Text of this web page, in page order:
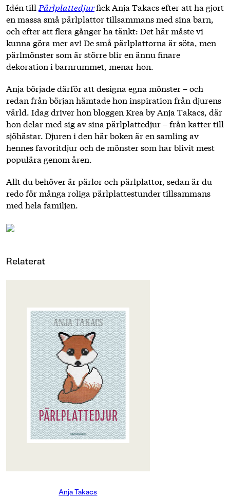
Idén till Pärlplattedjurfick Anja Takacs efter att ha gjort
en massa små pärlplattor tillsammans med sina barn,
och efter att flera gånger ha tänkt: Det här måste vi
kunna göra mer av! De små pärlplattorna är söta, men
pärlmönster som är större blir en ännu finare
dekoration i barnrummet, menar hon.
Anja började därför att designa egna mönster – och
redan från början hämtade hon inspiration från djurens
värld. Idag driver hon bloggen Krea by Anja Takacs, där
hon delar med sig av sina pärlplattedjur – från katter till
sjöhästar. Djuren i den här boken är en samling av
hennes favoritdjur och de mönster som har blivit mest
populära genom åren.
Allt du behöver är pärlor och pärlplattor, sedan är du
redo för många roliga pärlplattestunder tillsammans
med hela familjen.
Relaterat
OM BOKEN
Alla kan leka med pärlor, och i den
här boken kan du dessutom lära dig
att göra de allra finaste
pärlplattedjuren. De är större och
mer uttrycksfulla än andra
pärlplattor, och alla kan göra dem.
Boken innehåller tydliga
beskrivningar och Anja Takacs
delar med sig av sina bästa tips. Allt
du behöver är pärlor och
pärlplattor, så är du redo för många
roliga pärlplattestunder
Anja Takacs